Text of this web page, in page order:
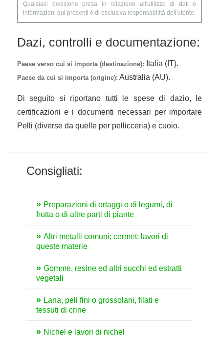
Qualsiasi decisione presa in relazione all'utilizzo di dati o
informazioni qui presenti è di esclusiva responsabilità dell'utente.
Dazi, controlli e documentazione:
Paese verso cui si importa (destinazione): Italia (IT).
Paese da cui si importa (origine): Australia (AU).
Di seguito si riportano tutti le spese di dazio, le
certificazioni e i documenti necessari per importare
Pelli (diverse da quelle per pellicceria) e cuoio.
Consigliati:
Preparazioni di ortaggi o di legumi, di
frutta o di altre parti di piante
Altri metalli comuni; cermet; lavori di
queste materie
Gomme, resine ed altri succhi ed estratti
vegetali
Lana, peli fini o grossolani, filati e
tessuti di crine
Nichel e lavori di nichel